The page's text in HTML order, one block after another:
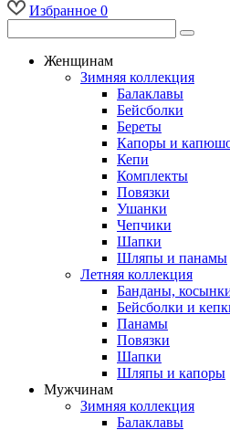
Избранное 0
Женщинам
Зимняя коллекция
Балаклавы
Бейсболки
Береты
Капоры и
Кепи
Комплекты
Повязки
Ушанки
Чепчики
Шапки
Шляпы и панамы
Летняя коллекция
Банданы,
Бейсболки и
Панамы
Повязки
Шапки
Шляпы и капоры
Мужчинам
Зимняя коллекция
Балаклавы